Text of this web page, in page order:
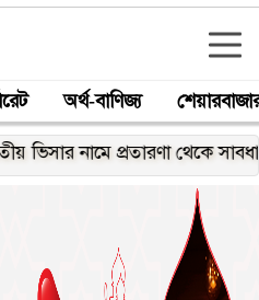
অর্থ-বাণিজ্য
নামে প্রতারণা থেকে সাবধান: